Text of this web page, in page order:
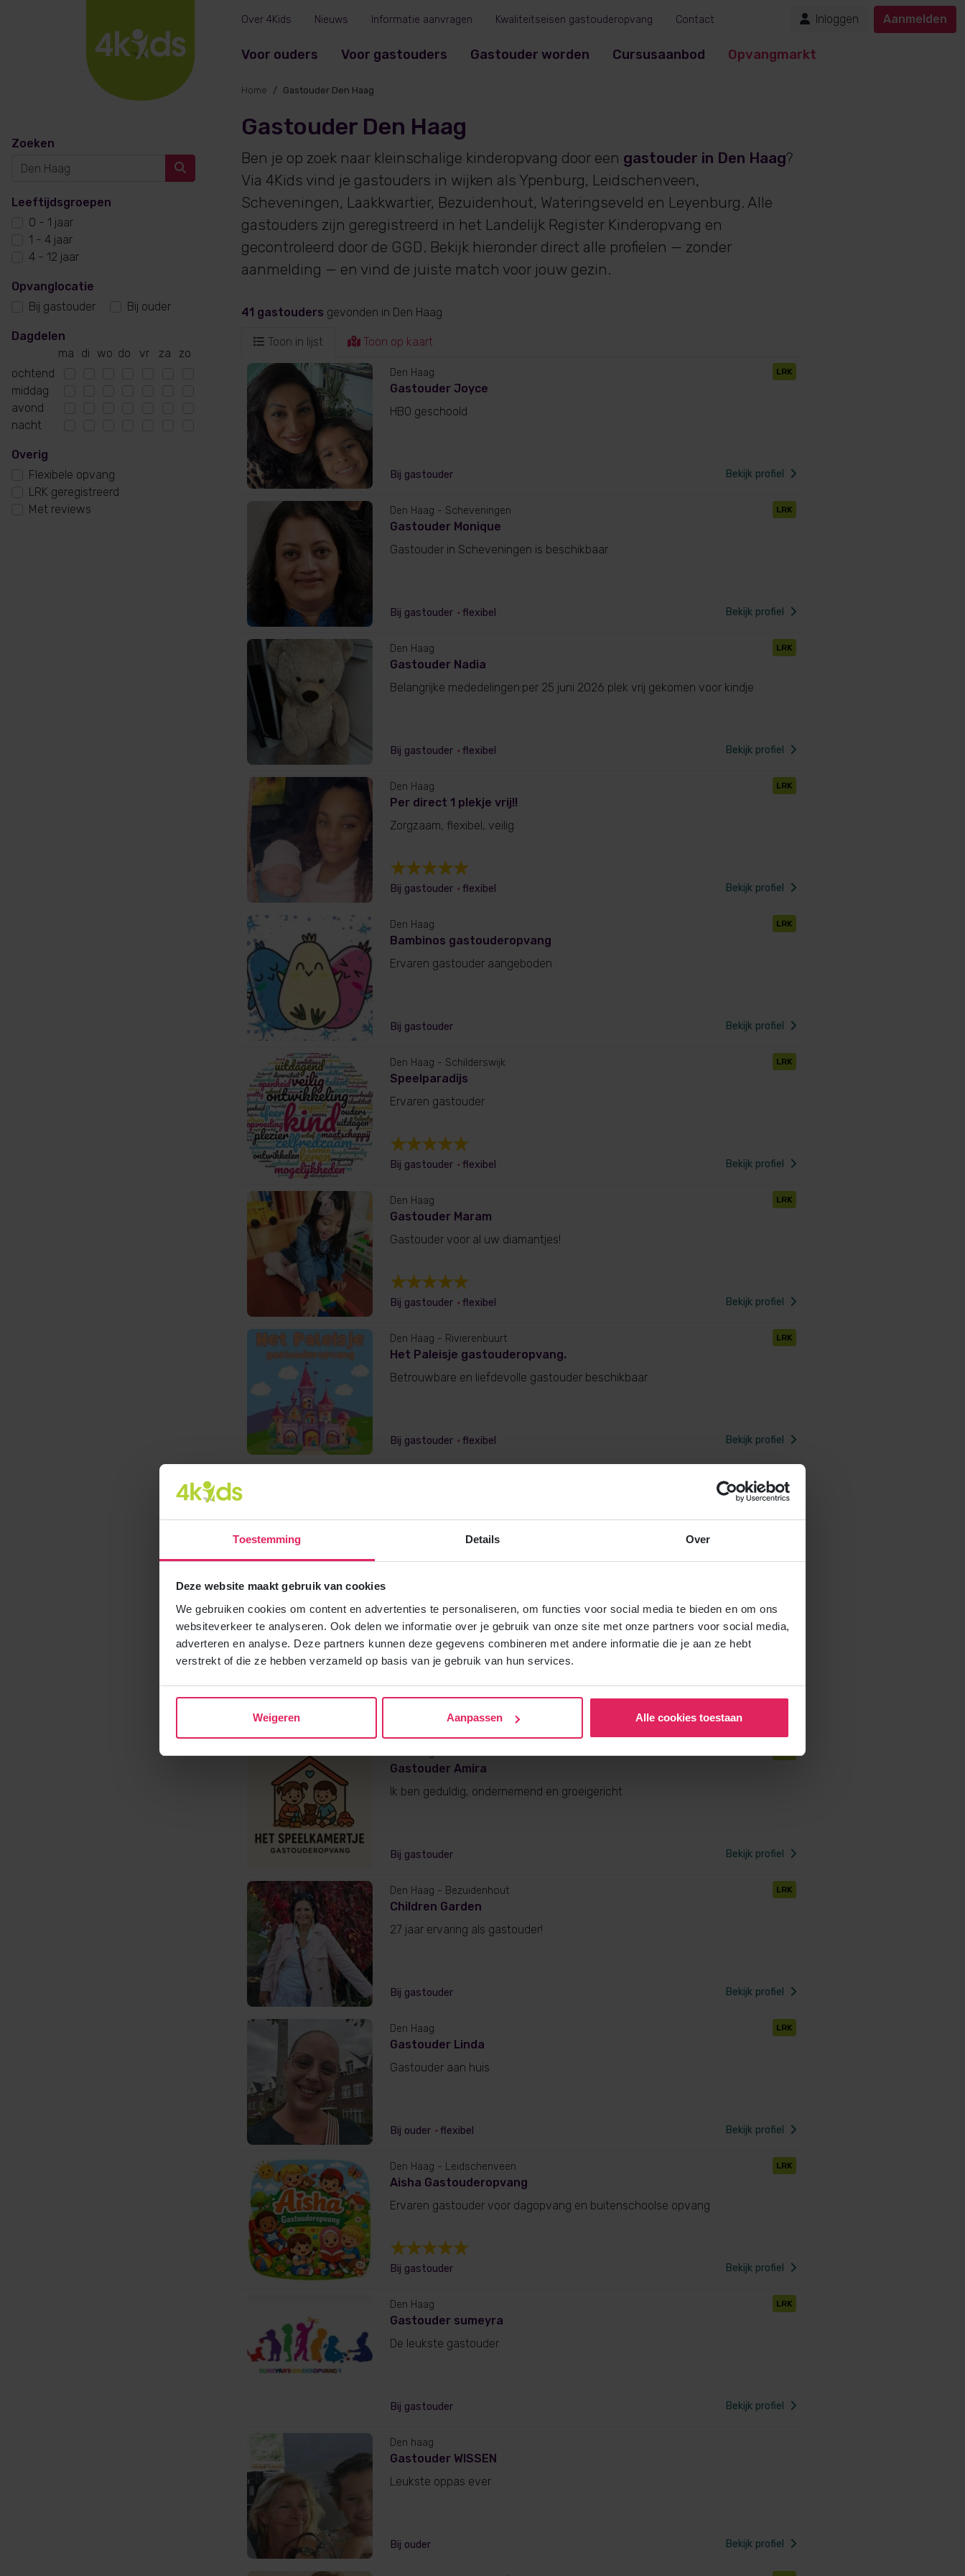
Toestemming Details Over
Deze website maakt gebruik van cookies
We gebruiken cookies om content en advertenties te personaliseren, om functies voor social media te bieden en om ons
websiteverkeer te analyseren. Ook delen we informatie over je gebruik van onze site met onze partners voor social media,
adverteren en analyse. Deze partners kunnen deze gegevens combineren met andere informatie die je aan ze hebt
verstrekt of die ze hebben verzameld op basis van je gebruik van hun services.
Weigeren Aanpassen Alle cookies toestaan
Voor ouders Voor gastouders Gastouder worden Cursusaanbod Opvangmarkt
Over 4Kids Nieuws Informatie aanvragen Kwaliteitseisen gastouderopvang Contact Inloggen Aanmelden
Zoeken
Leeftijdsgroepen
0 - 1 jaar
1 - 4 jaar
4 - 12 jaar
Opvanglocatie
Bij gastouder
Bij ouder
Dagdelen
ma
di wo do vr za
zo
ochtend
middag
avond
nacht
Overig
Flexibele opvang
LRK geregistreerd
Met reviews
Home Gastouder Den Haag
Gastouder Den Haag
Ben je op zoek naar kleinschalige kinderopvang door een gastouder in Den Haag?
Via 4Kids vind je gastouders in wijken als Ypenburg, Leidschenveen,
Scheveningen, Laakkwartier, Bezuidenhout, Wateringseveld en Leyenburg. Alle
gastouders zijn geregistreerd in het Landelijk Register Kinderopvang en
gecontroleerd door de GGD. Bekijk hieronder direct alle profielen — zonder
aanmelding — en vind de juiste match voor jouw gezin.
41 gastouders gevonden in Den Haag
Toon in lijst Toon op kaart
LRK
Den Haag
Gastouder Joyce
HBO geschoold
Bij gastouder Bekijk profiel
LRK
Den Haag - Scheveningen
Gastouder Monique
Gastouder in Scheveningen is beschikbaar
Bij gastouder • flexibel Bekijk profiel
LRK
Den Haag
Gastouder Nadia
Belangrijke mededelingen:per 25 juni 2026 plek vrij gekomen voor kindje
Bij gastouder • flexibel Bekijk profiel
LRK
Den Haag
Per direct 1 plekje vrij!!
Zorgzaam, flexibel, veilig
Bij gastouder • flexibel Bekijk profiel
LRK
Den Haag
Bambinos gastouderopvang
Ervaren gastouder aangeboden
Bij gastouder Bekijk profiel
LRK
Den Haag - Schilderswijk
Speelparadijs
Ervaren gastouder
Bij gastouder • flexibel Bekijk profiel
LRK
Den Haag
Gastouder Maram
Gastouder voor al uw diamantjes!
Bij gastouder • flexibel Bekijk profiel
LRK
Den Haag - Rivierenbuurt
Het Paleisje gastouderopvang.
Betrouwbare en liefdevolle gastouder beschikbaar.
Bij gastouder • flexibel Bekijk profiel
LRK
Den Haag
Gastouder Coskun
Liefe en gezellige gastouder!
Bij gastouder Bekijk profiel
Den Haag
Gastouder Amira
Ik ben geduldig, ondernemend en groeigericht
Bij gastouder Bekijk profiel
LRK
Den Haag - Bezuidenhout
Children Garden
27 jaar ervaring als gastouder!
Bij gastouder Bekijk profiel
LRK
Den Haag
Gastouder Linda
Gastouder aan huis
Bij ouder • flexibel Bekijk profiel
LRK
Den Haag - Leidschenveen
Aisha Gastouderopvang
Ervaren gastouder voor dagopvang en buitenschoolse opvang
Bij gastouder Bekijk profiel
LRK
Den Haag
Gastouder sumeyra
De leukste gastouder
Bij gastouder Bekijk profiel
Den haag
Gastouder WISSEN
Leukste oppas ever
Bij ouder Bekijk profiel